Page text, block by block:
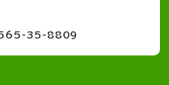
35-8809